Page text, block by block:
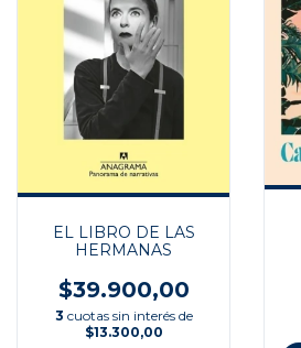
EL LIBRO DE LAS
HERMANAS
$39.900,00
3 cuotas sin interés de
$13.300,00